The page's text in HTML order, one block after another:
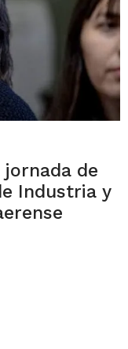
jornada de
Industria y